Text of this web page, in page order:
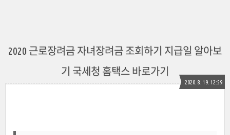
2020 근로장려금 자녀장려금 조회하기 지급일 알아보
기 국세청 홈택스 바로가기
2020. 8. 19. 12:59